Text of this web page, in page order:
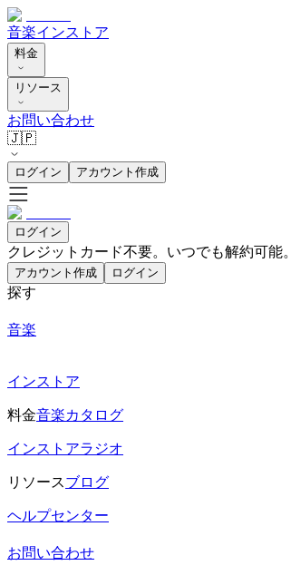
音楽インストア
料金
リソース
お問い合わせ
🇯🇵
ログイン アカウント作成
ログイン
クレジットカード不要。いつでも解約可能。
アカウント作成 ログイン
探す
音楽
インストア
料金音楽カタログ
インストアラジオ
リソースブログ
ヘルプセンター
お問い合わせ